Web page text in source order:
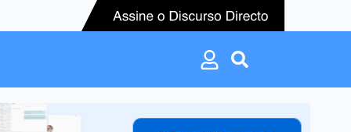
Search
Search
for: